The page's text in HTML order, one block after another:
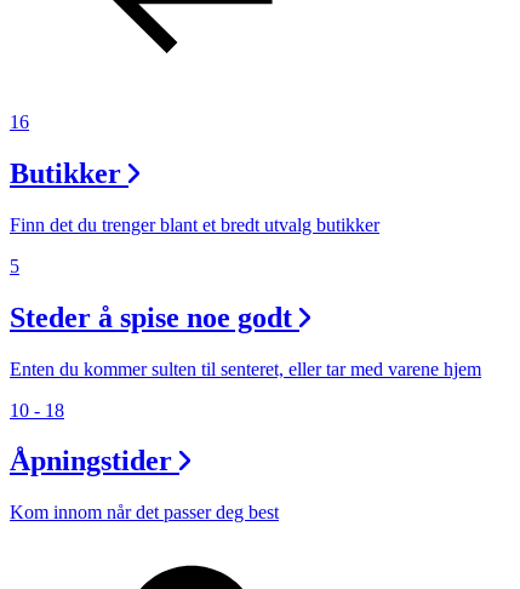
16
Butikker
Finn det du trenger blant et bredt utvalg butikker
5
Steder å spise noe godt
Enten du kommer sulten til senteret, eller tar med varene hjem
10 - 18
Åpningstider
Kom innom når det passer deg best